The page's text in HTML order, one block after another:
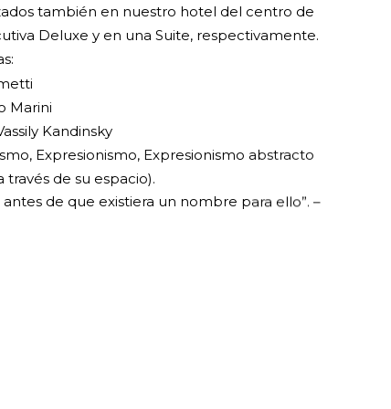
también en nuestro hotel del centro de
Deluxe y en una Suite, respectivamente.
Marini
Kandinsky
Expresionismo, Expresionismo abstracto
de su espacio).
de que existiera un nombre para ello”. –